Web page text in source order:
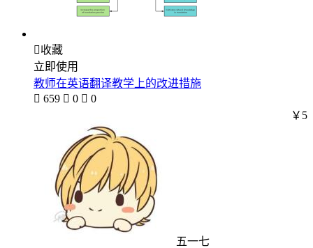
收藏
立即使用
教师在英语翻译教学上的改进措施
 659  0  0
五一七
￥5